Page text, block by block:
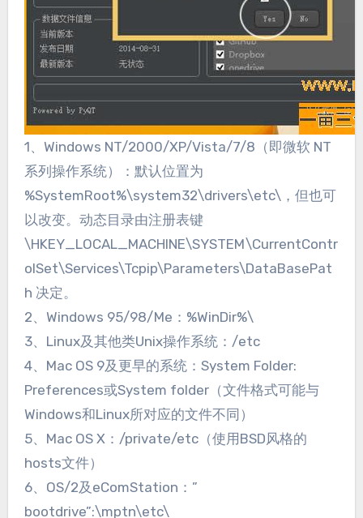
1、Windows NT/2000/XP/Vista/7/8（即微软 NT
系列操作系统）：默认位置为
%SystemRoot%\system32\drivers\etc\，但也可
以改变。动态目录由注册表键
\HKEY_LOCAL_MACHINE\SYSTEM\CurrentContr
olSet\Services\Tcpip\Parameters\DataBasePat
h 决定。
2、Windows 95/98/Me：%WinDir%\
3、Linux及其他类Unix操作系统：/etc
4、Mac OS 9及更早的系统：System Folder:
Preferences或System folder（文件格式可能与
Windows和Linux所对应的文件不同）
5、Mac OS X：/private/etc（使用BSD风格的
hosts文件）
6、OS/2及eComStation：”
bootdrive”:\mptn\etc\